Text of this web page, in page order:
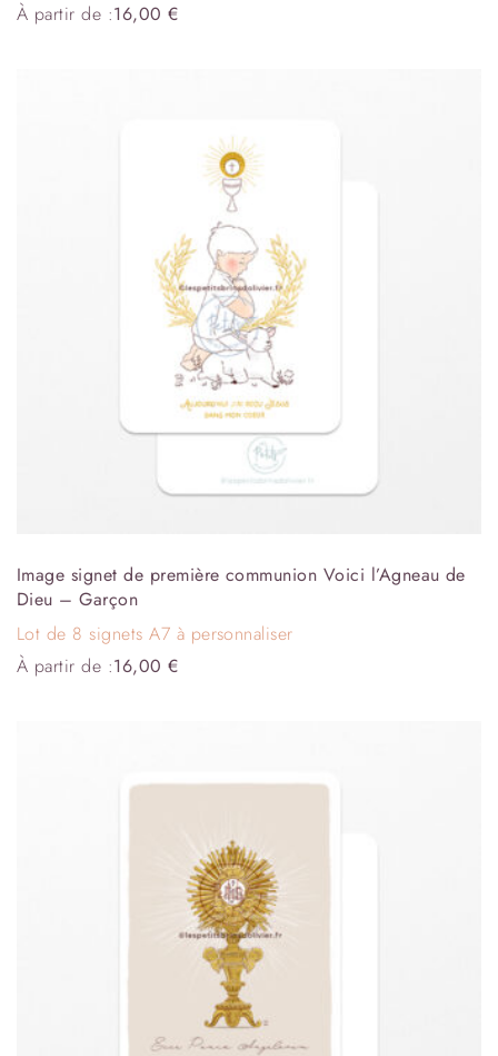
À partir de :16,00€
Image signet de première communion Voici l’Agneau de
Dieu – Garçon
Lot de 8 signets A7 à personnaliser
À partir de :16,00€